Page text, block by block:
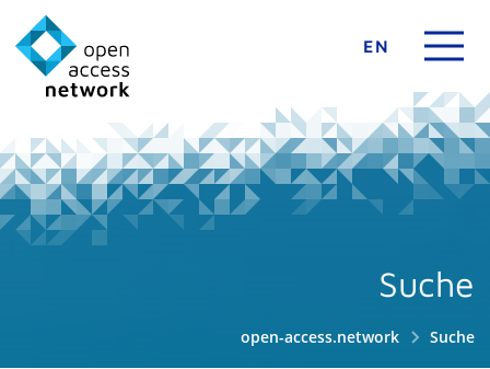
EN
Suche
open-access.network Suche